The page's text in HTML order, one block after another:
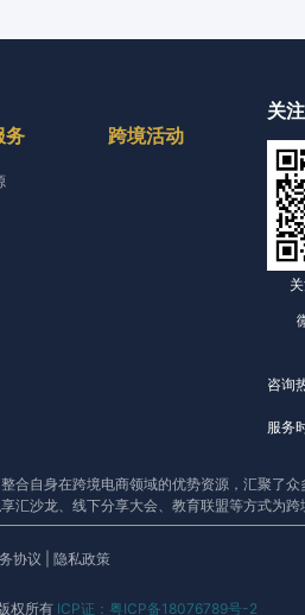
务 跨境活动
关
咨询
服务
自身在跨境电商领域的优势资源，汇聚了
沙龙、线下分享大会、教育联盟等方式为跨
协议 隐私政策
权所有 ICP证：粤ICP备18076789号-2